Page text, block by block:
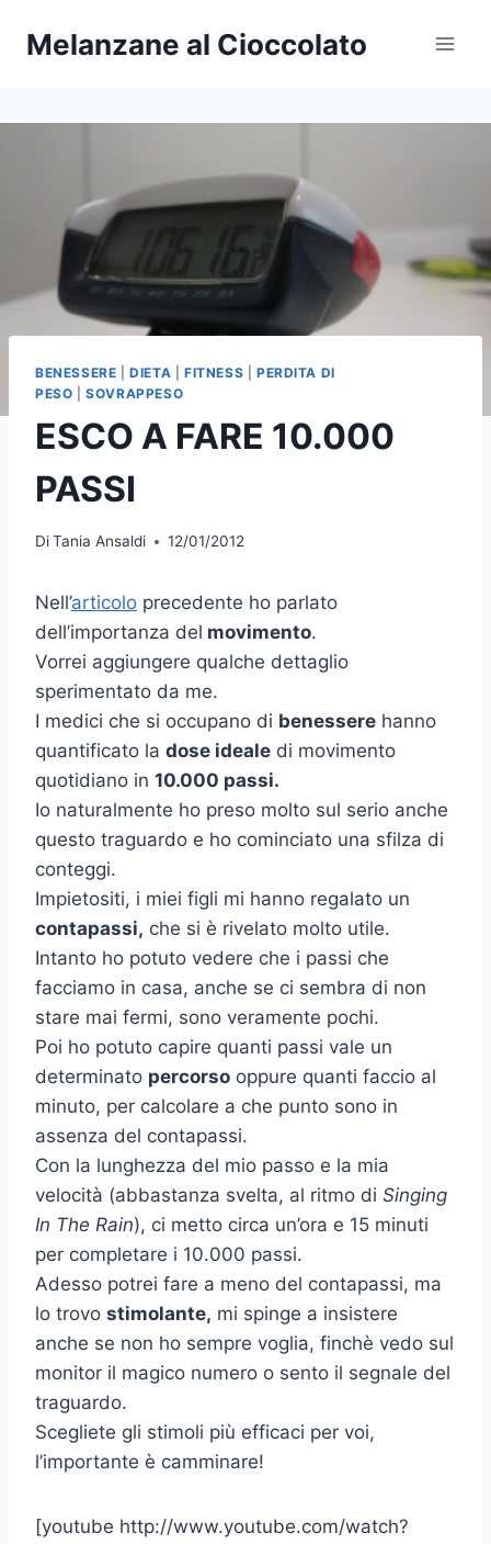
Melanzane al Cioccolato
BENESSERE |DIETA FITNESS
PERDITA DI
PESO |SOVRAPPESO
ESCO A FARE 10.000
PASSI
DiTania Ansaldi 12/01/2012
Nell’articolo precedente ho parlato
dell’importanza del movimento.
Vorrei aggiungere qualche dettaglio
sperimentato da me.
I medici che si occupano di benessere hanno
quantificato la dose ideale di movimento
quotidiano in 10.000 passi.
Io naturalmente ho preso molto sul serio anche
questo traguardo e ho cominciato una sfilza di
conteggi.
Impietositi, i miei figli mi hanno regalato un
contapassi, che si è rivelato molto utile.
Intanto ho potuto vedere che i passi che
facciamo in casa, anche se ci sembra di non
stare mai fermi, sono veramente pochi.
Poi ho potuto capire quanti passi vale un
determinato percorso oppure quanti faccio al
minuto, per calcolare a che punto sono in
assenza del contapassi.
Con la lunghezza del mio passo e la mia
velocità (abbastanza svelta, al ritmo di Singing
In The Rain), ci metto circa un’ora e 15 minuti
per completare i 10.000 passi.
Adesso potrei fare a meno del contapassi, ma
lo trovo stimolante, mi spinge a insistere
anche se non ho sempre voglia, finchè vedo sul
monitor il magico numero o sento il segnale del
traguardo.
Scegliete gli stimoli più efficaci per voi,
l’importante è camminare!
[youtube http://www.youtube.com/watch?